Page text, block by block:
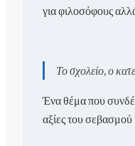
για φιλοσόφους
Το σχολείο, ο
Ένα θέμα που
αξίες του σεβασμού